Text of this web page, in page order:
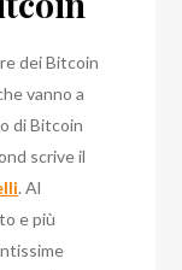
dei Bitcoin
vanno a
di Bitcoin
scrive il
.Al
e più